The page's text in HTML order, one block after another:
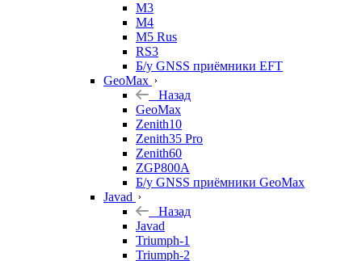
M3
M4
M5 Rus
RS3
Б/у GNSS приёмники EFT
GeoMax
Назад
GeoMax
Zenith10
Zenith35 Pro
Zenith60
ZGP800A
Б/у GNSS приёмники GeoMax
Javad
Назад
Javad
Triumph-1
Triumph-2